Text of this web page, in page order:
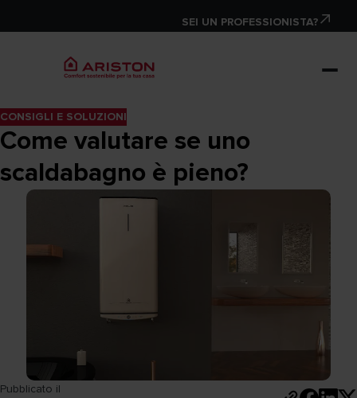
SEI UN PROFESSIONISTA?
CONSIGLI E SOLUZIONI
Come valutare se uno
scaldabagno è pieno?
Pubblicato il